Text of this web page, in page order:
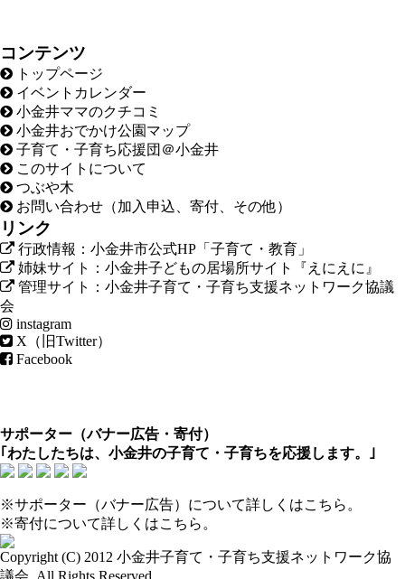
コンテンツ
トップページ
イベントカレンダー
小金井ママのクチコミ
小金井おでかけ公園マップ
子育て・子育ち応援団＠小金井
このサイトについて
つぶや木
お問い合わせ（加入申込、寄付、その他）
リンク
行政情報：小金井市公式HP「子育て・教育」
姉妹サイト：小金井子どもの居場所サイト『えにえに』
管理サイト：小金井子育て・子育ち支援ネットワーク協議
会
instagram
X（旧Twitter）
Facebook
サポーター（バナー広告 ・ 寄付）
｢わたしたちは、小金井の子育て・子育ちを応援します。｣
※サポーター（バナー広告）について詳しくはこちら。
※寄付について詳しくはこちら。
Copyright (C) 2012 小金井子育て・子育ち支援ネットワーク協